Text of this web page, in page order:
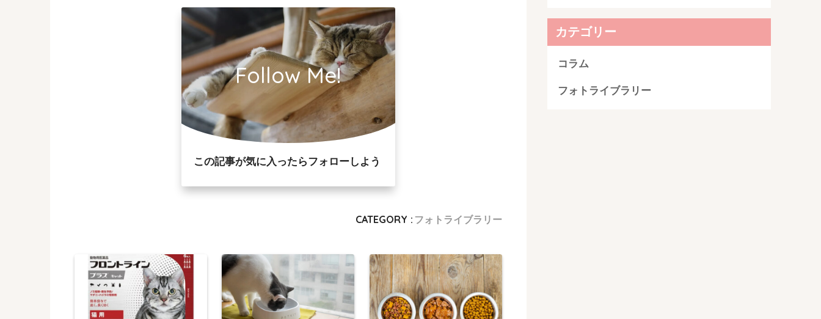
Follow Me!
この記事が気に入ったらフォローしよう
CATEGORY : フォトライブラリー
カテゴリー
コラム
フォトライブラリー